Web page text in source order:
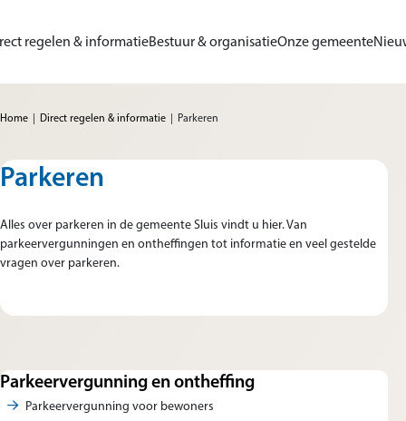
regelen & informatieBestuur & organisatieOnze gemeente
Home Direct regelen & informatie Parkeren
Parkeren
Alles over parkeren in de gemeente Sluis vindt u hier. Van
parkeervergunningen en ontheffingen tot informatie en veel gestelde
vragen over parkeren.
Parkeervergunning en ontheffing
Parkeervergunning voor bewoners